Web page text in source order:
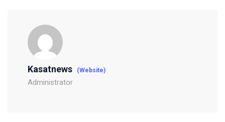
Kasatnews (Website)
Administrator